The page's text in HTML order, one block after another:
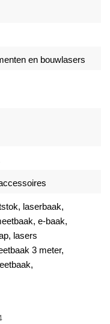
en bouwlasers
, laserbaak,
, e-baak,
, lasers
3 meter,
,